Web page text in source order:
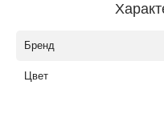
Бренд
Цвет